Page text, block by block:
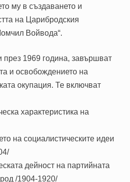
му в създаването и
на Царибродския
Войвода“.
1969 година, завършват
и освобождението на
окупация. Те включват
характеристика на
на социалистическите идеи
дейност на партийната
/1904-1920/